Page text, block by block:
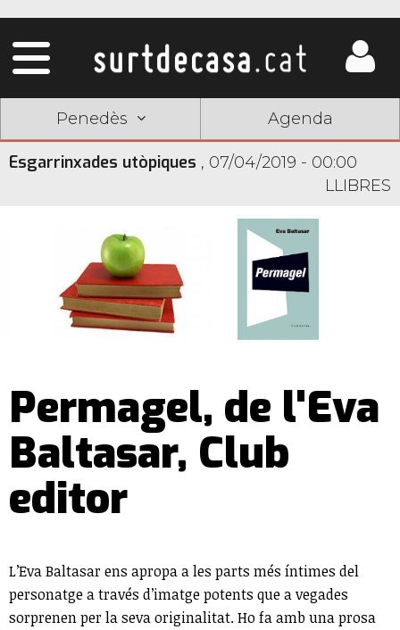
Penedès Agenda
Esgarrinxades utòpiques , 07/04/2019 - 00:00
LLIBRES
Permagel, de l'Eva
Baltasar, Club
editor
L’Eva Baltasar ens apropa a les parts més íntimes del
personatge a través d’imatge potents que a vegades
sorprenen per la seva originalitat. Ho fa amb una prosa